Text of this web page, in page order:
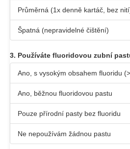
Průměrná (1x denně kartáč, bez
Špatná (nepravidelné čištění)
3. Používáte fluoridovou zubní
Ano, s vysokým obsahem fluoridu
Ano, běžnou fluoridovou pastu
Pouze přírodní pasty bez fluoridu
Ne nepoužívám žádnou pastu